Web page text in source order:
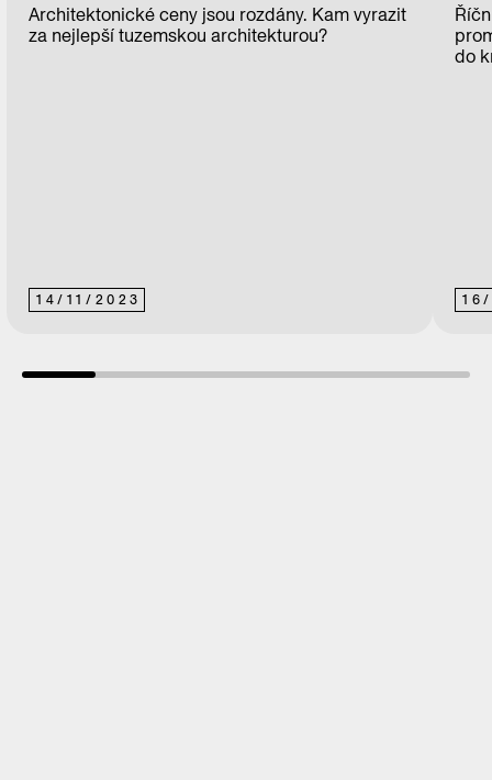
14/ 11/ 2023
Architektonické ceny jsou rozdány. Kam vyrazit
za nejlepší tuzemskou architekturou?
16/
do